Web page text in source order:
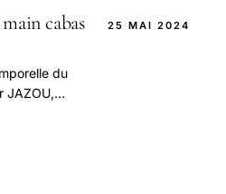
cabas
du
JAZOU,
25 MAI 2024